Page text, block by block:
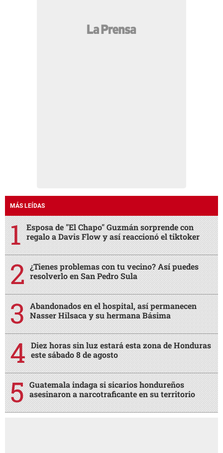
MÁS LEÍDAS
Esposa de "El Chapo" Guzmán sorprende con
regalo a Davis Flow y así reaccionó el tiktoker
¿Tienes problemas con tu vecino? Así puedes
resolverlo en San Pedro Sula
Abandonados en el hospital, así permanecen
Nasser Hilsaca y su hermana Básima
Diez horas sin luz estará esta zona de Honduras
este sábado 8 de agosto
Guatemala indaga si sicarios hondureños
asesinaron a narcotraficante en su territorio